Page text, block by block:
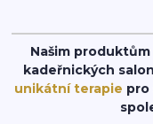
Našim
kadeřnických
unikátní terapie pro